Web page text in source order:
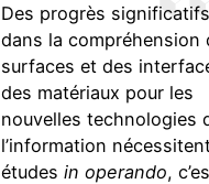
Des progrès significatifs
dans la compréhension
surfaces et des
des matériaux pour les
nouvelles technologies
l’information
étudesin operando,